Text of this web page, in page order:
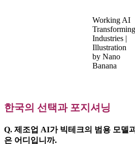
Working AI
Transforming
Industries |
Illustration
by Nano
Banana
한국의 선택과 포지셔닝
Q. 제조업 AI가 빅테크의 범용 모델
은 어디입니까.